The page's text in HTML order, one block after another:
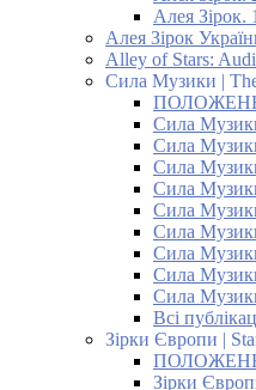
Алея Зірок.
Алея Зірок
Alley of Stars:
Сила Музики |
Сила
Сила
Сила
Сила
Сила
Сила
Сила
Сила
Сила
Всі
Зірки Європи |
Зірки